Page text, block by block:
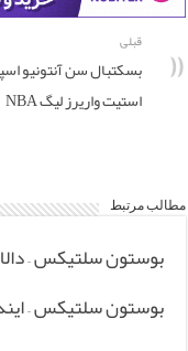
قبلی
بسکتبال سن آنتونیو
استیت واریرز لیگ NBA
مطالب مرتبط
بوستون سلتیکس –
بوستون سلتیکس –